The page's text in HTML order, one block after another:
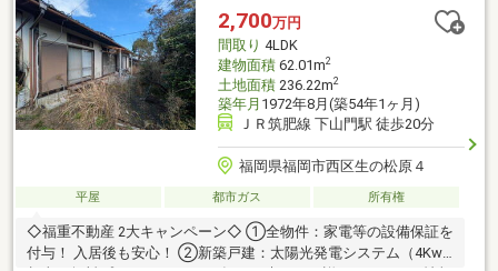
【１０５，１１２円】●住宅ローン●資金計画●税金関係●購入の流
れを全て分かりやすくご説明いたします。
2,700万円
間取り 4LDK
建物面積62.01m2
土地面積236.22m2
築年月 1972年8月(築54年1ヶ月)
ＪＲ筑肥線 下山門駅 徒歩20分
福岡県福岡市西区生の松原４
平屋 都市ガス 所有権
◇福重不動産 2大キャンペーン◇ ①全物件：家電等の設備保証を
付与！ 入居後も安心！ ②新築戸建：太陽光発電システム（4Kw